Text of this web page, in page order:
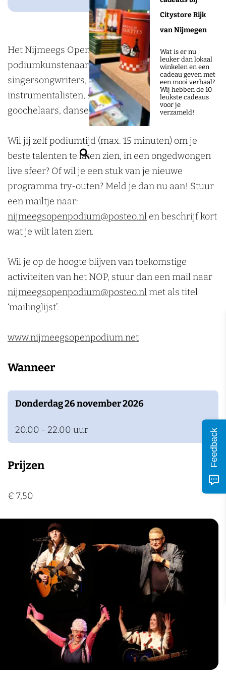
Citystore Rijk
van Nijmegen
Wat is er nu
leuker dan lokaal
winkelen en een
cadeau geven met
een mooi verhaal?
Wij hebben de 10
leukste cadeaus
voor je
verzameld!
Z
o
e
e
n
p
e
n
P
o
d
i
u
m
e
n
P
o
d
u
m
p
e
n
P
o
i
u
m
P
o
d
i
u
O
p
e
n
P
d
i
u
m
o
D
e
L
i
n
e
n
b
e
r
g
d
n
b
e
r
g
r
m
D
e
L
d
e
n
b
e
r
g
i
D
e
L
i
n
e
n
b
e
r
g
Het Nijmeegs Open Podium (NOP) is er voor alle
podiumkunstenaars! Kom kijken naar
singersongwriters, stand-up comedians,
instrumentalisten, spoken word artiesten,
goochelaars, dansers en acrobaten.
Wil jij zelf podiumtijd (max. 15 minuten) om je
beste talenten te laten zien, in een ongedwongen
live sfeer? Of wil je een stuk van je nieuwe
programma try-outen? Meld je dan nu aan! Stuur
een mailtje naar:
nijmeegsopenpodium@posteo.nl en beschrijf kort
wat je wilt laten zien.
Wil je op de hoogte blijven van toekomstige
activiteiten van het NOP, stuur dan een mail naar
nijmeegsopenpodium@posteo.nlmet als titel
‘mailinglijst’.
www.nijmeegsopenpodium.net
Wanneer
Donderdag 26 november 2026
20.00 - 22.00 uur
Prijzen
€ 7,50
Feedback